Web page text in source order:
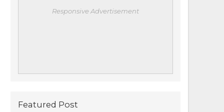
Responsive Advertisement
Featured Post